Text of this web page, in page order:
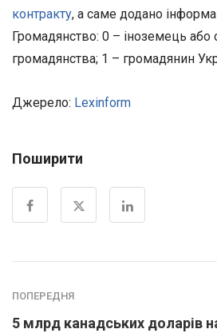
контракту, а саме додано
Громадянство: 0 – іноземець або
громадянства; 1 – громадянин
Джерело: Lexinform
Поширити
ПОПЕРЕДНЯ
5 млрд канадських доларів